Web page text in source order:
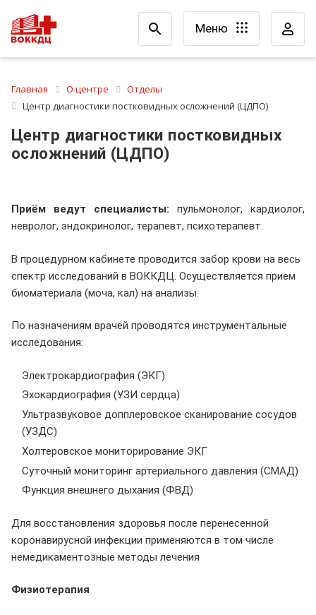
Меню
Главная О центре
Отделы
Центр диагностики постковидных осложнений (ЦДПО)
Центр диагностики постковидных
осложнений (ЦДПО)
Приём ведут специалисты: пульмонолог, кардиолог,
невролог, эндокринолог, терапевт, психотерапевт.
В процедурном кабинете проводится забор крови на весь
спектр исследований в ВОККДЦ. Осуществляется прием
биоматериала (моча, кал) на анализы.
По назначениям врачей проводятся инструментальные
исследования:
Электрокардиография (ЭКГ)
Эхокардиография (УЗИ сердца)
Ультразвуковое допплеровское сканирование сосудов
(УЗДС)
Холтеровское мониторирование ЭКГ
Суточный мониторинг артериального давления (СМАД)
Функция внешнего дыхания (ФВД)
Для восстановления здоровья после перенесенной
коронавирусной инфекции применяются в том числе
немедикаментозные методы лечения
Физиотерапия